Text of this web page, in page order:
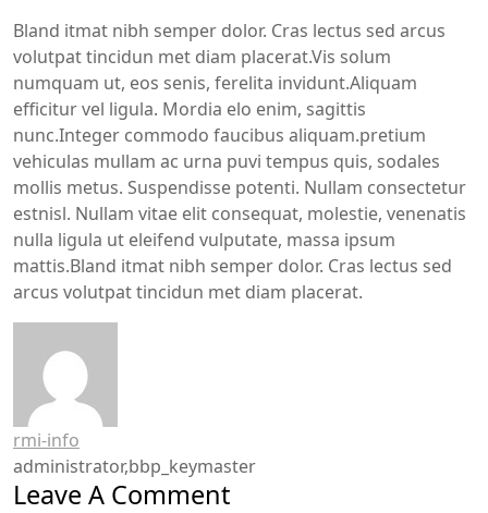
Bland itmat nibh semper dolor. Cras lectus sed arcus
volutpat tincidun met diam placerat.Vis solum
numquam ut, eos senis, ferelita invidunt.Aliquam
efficitur vel ligula. Mordia elo enim, sagittis
nunc.Integer commodo faucibus aliquam.pretium
vehiculas mullam ac urna puvi tempus quis, sodales
mollis metus. Suspendisse potenti. Nullam consectetur
estnisl. Nullam vitae elit consequat, molestie, venenatis
nulla ligula ut eleifend vulputate, massa ipsum
mattis.Bland itmat nibh semper dolor. Cras lectus sed
arcus volutpat tincidun met diam placerat.
rmi-info
administrator,bbp_keymaster
Leave A Comment